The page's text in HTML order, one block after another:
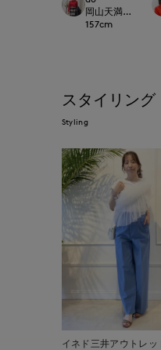
岡山天満屋
157cm
スタイリング
Styling
イネド三井アウトレッ